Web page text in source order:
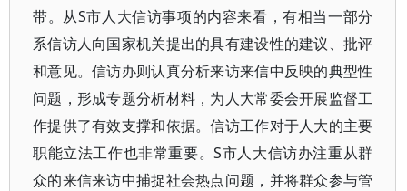
带。从S市人大信访事项的内容来看，有相当一部分
系信访人向国家机关提出的具有建设性的建议、批评
和意见。信访办则认真分析来访来信中反映的典型性
问题，形成专题分析材料，为人大常委会开展监督工
作提供了有效支撑和依据。信访工作对于人大的主要
职能立法工作也非常重要。S市人大信访办注重从群
众的来信来访中捕捉社会热点问题，并将群众参与管